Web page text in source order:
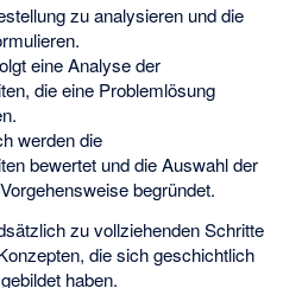
zu analysieren und die
eine Analyse der
die eine Problemlösung
werden die
bewertet und die Auswahl der
begründet.
zu vollziehenden Schritte
die sich geschichtlich
haben.